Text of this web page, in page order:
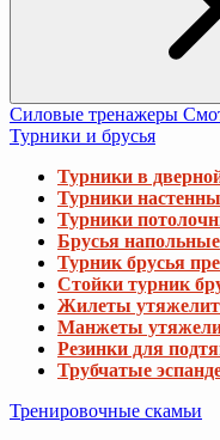
Силовые тренажеры
Турники и брусья
Турники в
Турники
Турники
Брусья напольные
Турник брусья
Стойки турник
Жилеты
Манжеты
Резинки для
Трубчатые
Тренировочные скамьи